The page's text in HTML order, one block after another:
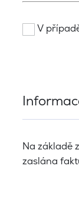
V
Na základě
zaslána